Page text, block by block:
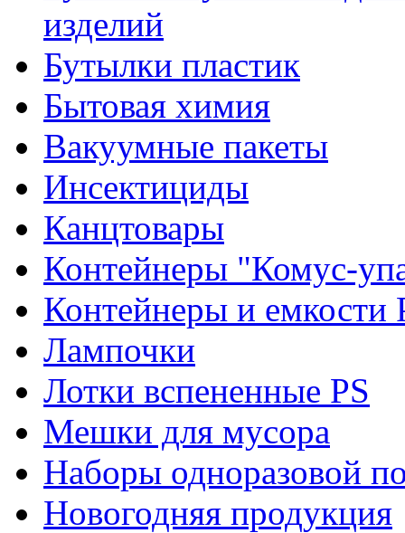
изделий
Бутылки пластик
Бытовая химия
Вакуумные пакеты
Инсектициды
Канцтовары
Контейнеры "Комус-
Контейнеры и емкости
Лампочки
Лотки вспененные PS
Мешки для мусора
Наборы одноразовой
Новогодняя продукция